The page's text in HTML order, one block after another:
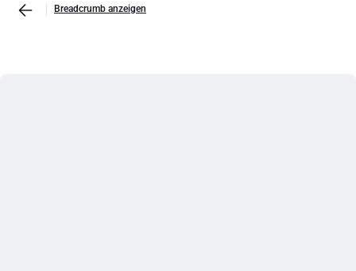
Breadcrumb anzeigen